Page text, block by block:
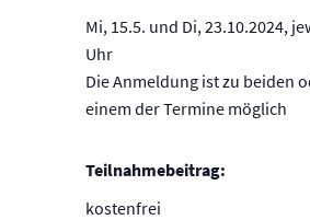
Mi, 15.5. und Di, 23.10.2024,
Uhr
Die Anmeldung ist zu beiden
einem der Termine möglich
Teilnahmebeitrag:
kostenfrei